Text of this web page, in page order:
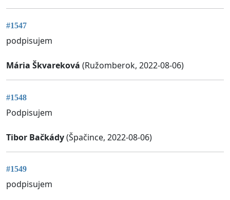
#1547
podpisujem
Mária Škvareková (Ružomberok, 2022-08-06)
#1548
Podpisujem
Tibor Bačkády(Špačince, 2022-08-06)
#1549
podpisujem